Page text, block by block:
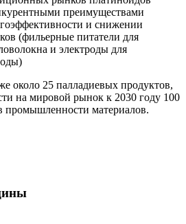
преимуществами
и снижении
(фильерные питатели для
и электроды для
около 25 палладиевых продуктов,
на мировой рынок к 2030 году 100
промышленности материалов.